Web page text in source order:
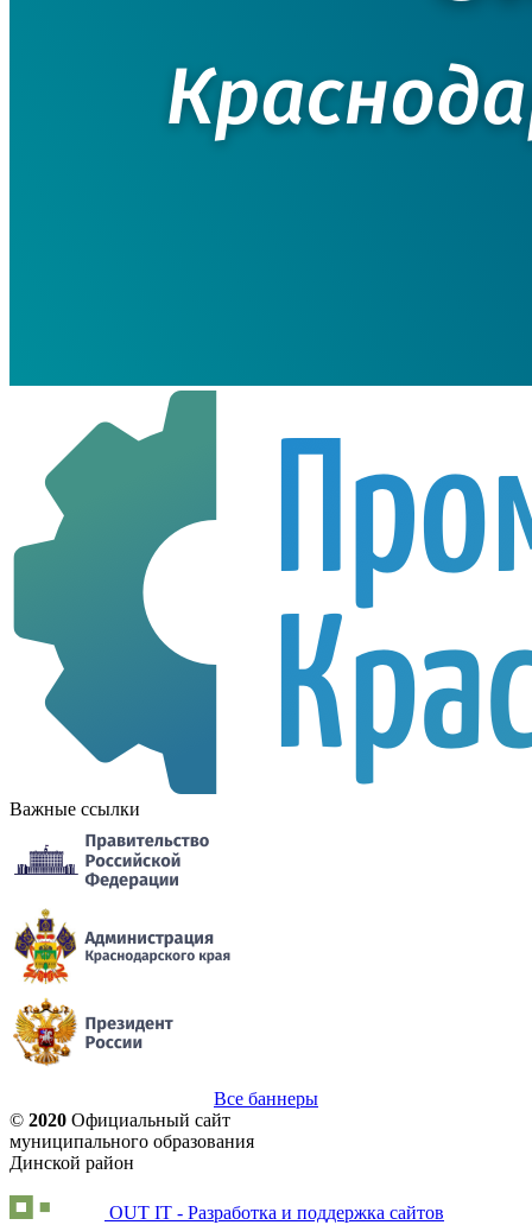
Важные ссылки
Все баннеры
© 2020 Официальный сайт
муниципального образования
Динской район
OUT IT - Разработка и поддержка сайтов